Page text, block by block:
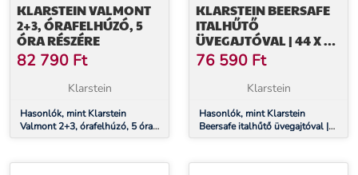
KLARSTEIN VALMONT
2+3, ÓRAFELHÚZÓ, 5
ÓRA RÉSZÉRE
82 790 Ft
Klarstein
Hasonlók, mint Klarstein
Valmont 2+3, órafelhúzó, 5 óra
részére
KLARSTEIN BEERSAFE
ITALHŰTŐ
ÜVEGAJTÓVAL | 44 X 48
CM | LED-ES BELSŐ
VILÁGÍTÁS | EZÜST-
76 590 Ft
Klarstein
Hasonlók, mint Klarstein
Beersafe italhűtő üvegajtóval |
44 x 48 cm | LED-es belső